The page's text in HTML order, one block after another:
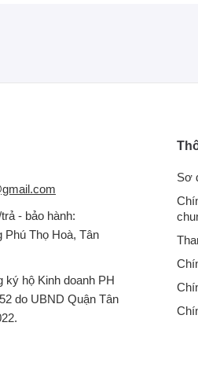
- bảo hành:
Thọ Hoà, Tân
hộ Kinh doanh PH
do UBND Quận Tân
Sơ